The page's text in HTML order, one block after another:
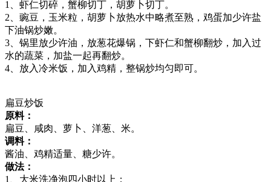
1、虾仁切碎，蟹柳切丁，胡萝卜切丁。
2、豌豆，玉米粒，胡萝卜放热水中略煮至熟，鸡蛋加少许盐
下油锅炒嫩。
3、锅里放少许油，放葱花爆锅，下虾仁和蟹柳翻炒，加入过
水的蔬菜，加盐一起再翻炒。
4、放入冷米饭，加入鸡精，整锅炒均匀即可。
扁豆炒饭
原料：
扁豆、咸肉、萝卜、洋葱、米。
调料：
酱油、鸡精适量、糖少许。
做法：
1、大米洗净泡四小时以上；